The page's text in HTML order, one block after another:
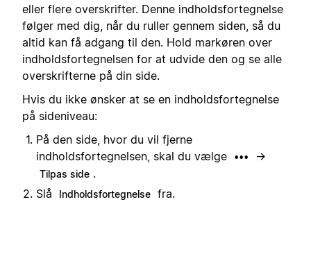
eller flere overskrifter. Denne indholdsfortegnelse
følger med dig, når du ruller gennem siden, så du
altid kan få adgang til den. Hold markøren over
indholdsfortegnelsen for at udvide den og se alle
overskrifterne på din side.
Hvis du ikke ønsker at se en indholdsfortegnelse
på sideniveau:
På den side, hvor du vil fjerne
indholdsfortegnelsen, skal du vælge
••• →
Tilpas side .
Slå
Indholdsfortegnelse fra.